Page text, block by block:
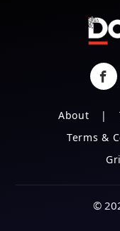
About
Terms &
©